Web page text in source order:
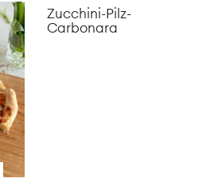
Zucchini-Pilz-
Carbonara